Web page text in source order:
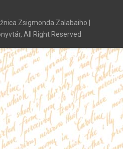
Zsigmonda Zalabaiho |
All Right Reserved